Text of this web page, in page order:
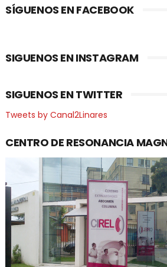
SÍGUENOS EN FACEBOOK
SIGUENOS EN INSTAGRAM
SIGUENOS EN TWITTER
Tweets by Canal2Linares
CENTRO DE RESONANCIA